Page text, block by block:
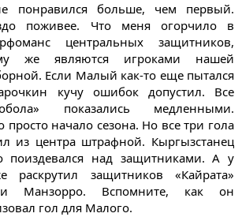
понравился больше, чем первый.
поживее. Что меня огорчило в
центральных защитников,
же являются игроками нашей
Если Малый как-то еще пытался
кучу ошибок допустил. Все
показались медленными.
просто начало сезона. Но все три гола
из центра штрафной. Кыргызстанец
поиздевался над защитниками. А у
раскрутил защитников «Кайрата»
Манзорро. Вспомните, как он
гол для Малого.